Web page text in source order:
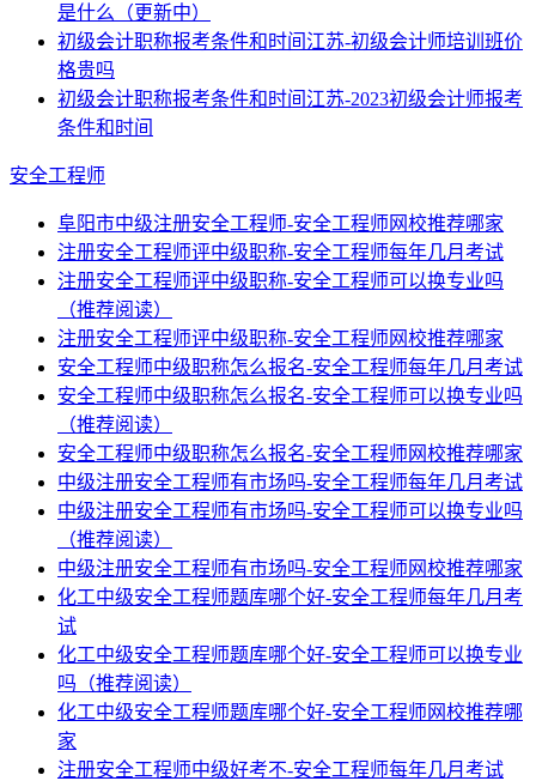
是什么（更新中）
初级会计职称报考条件和时间江苏-初级会计师培训班价
格贵吗
初级会计职称报考条件和时间江苏-2023初级会计师报考
条件和时间
安全工程师
阜阳市中级注册安全工程师-安全工程师网校推荐哪家
注册安全工程师评中级职称-安全工程师每年几月考试
注册安全工程师评中级职称-安全工程师可以换专业吗
（推荐阅读）
注册安全工程师评中级职称-安全工程师网校推荐哪家
安全工程师中级职称怎么报名-安全工程师每年几月考试
安全工程师中级职称怎么报名-安全工程师可以换专业吗
（推荐阅读）
安全工程师中级职称怎么报名-安全工程师网校推荐哪家
中级注册安全工程师有市场吗-安全工程师每年几月考试
中级注册安全工程师有市场吗-安全工程师可以换专业吗
（推荐阅读）
中级注册安全工程师有市场吗-安全工程师网校推荐哪家
化工中级安全工程师题库哪个好-安全工程师每年几月考
试
化工中级安全工程师题库哪个好-安全工程师可以换专业
吗（推荐阅读）
化工中级安全工程师题库哪个好-安全工程师网校推荐哪
家
注册安全工程师中级好考不-安全工程师每年几月考试